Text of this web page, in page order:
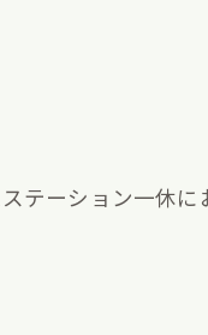
テーション一休